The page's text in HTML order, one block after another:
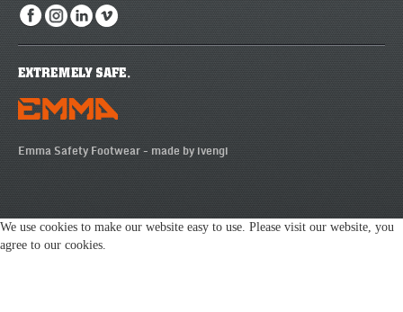
Emma Safety Footwear - made by ivengi
We use cookies to make our website easy to use. Please visit our website, you
agree to our cookies.